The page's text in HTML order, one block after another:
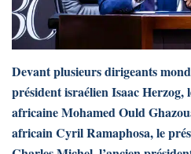
Devant plusieurs dirigeants
président israélien Isaac Herzog,
africaine Mohamed Ould
africain Cyril Ramaphosa, le